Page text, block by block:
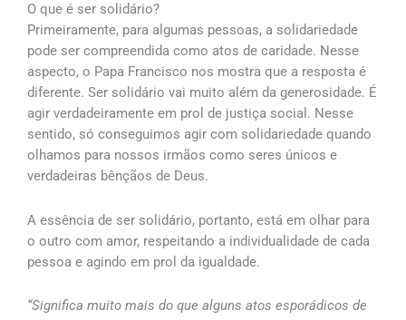
O que é ser solidário?
Primeiramente, para algumas pessoas, a solidariedade
pode ser compreendida como atos de caridade. Nesse
aspecto, o Papa Francisco nos mostra que a resposta é
diferente. Ser solidário vai muito além da generosidade. É
agir verdadeiramente em prol de justiça social. Nesse
sentido, só conseguimos agir com solidariedade quando
olhamos para nossos irmãos como seres únicos e
verdadeiras bênçãos de Deus.
A essência de ser solidário, portanto, está em olhar para
o outro com amor, respeitando a individualidade de cada
pessoa e agindo em prol da igualdade.
“Significa muito mais do que alguns atos esporádicos de